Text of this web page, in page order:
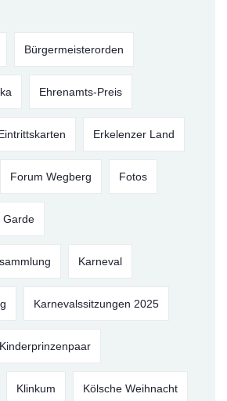
Bürgermeisterorden
Ehrenamts-Preis
Erkelenzer Land
Forum Wegberg Fotos
Garde
Karneval
Karnevalssitzungen 2025
Kinderprinzenpaar
Klinkum Kölsche Weihnacht